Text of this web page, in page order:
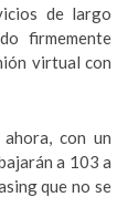
de largo
firmemente
virtual con
con un
a 103 a
que no se